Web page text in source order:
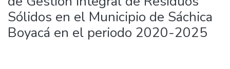
Sólidos en el Municipio de Sáchica
Boyacá en el periodo 2020-2025